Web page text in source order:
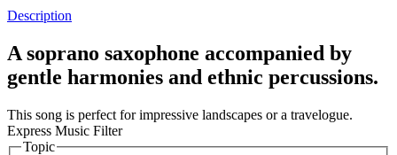
Description
A soprano saxophone accompanied by
gentle harmonies and ethnic percussions.
This song is perfect for impressive landscapes or a travelogue.
Express Music Filter
Topic